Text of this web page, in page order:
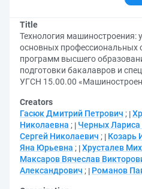
Title
Технология машиностроения:
основных профессиональных
программ высшего
подготовки бакалавров и
УГСН 15.00.00
Creators
Гасюк Дмитрий Петрович ;
Николаевна ; Черных Лариса
Сергей Николаевич ; Козарь
Яна Юрьевна ; Хрусталев
Максаров Вячеслав
Александрович ; Романов